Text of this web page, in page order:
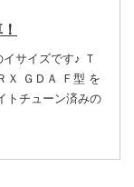
サイズです♪ Ｔ
Ｘ ＧＤＡ Ｆ型 を
トチューン済みの